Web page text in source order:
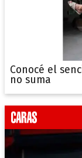
Conocé el
no suma